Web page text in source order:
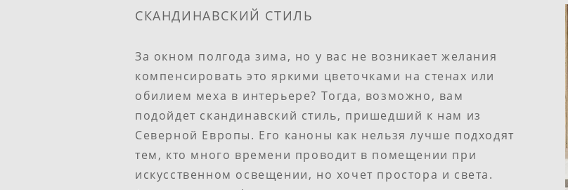
СКАНДИНАВСКИЙ СТИЛЬ
За окном полгода зима, но у вас не возникает желания
компенсировать это яркими цветочками на стенах или
обилием меха в интерьере? Тогда, возможно, вам
подойдет скандинавский стиль, пришедший к нам из
Северной Европы. Его каноны как нельзя лучше подходят
тем, кто много времени проводит в помещении при
искусственном освещении, но хочет простора и света.